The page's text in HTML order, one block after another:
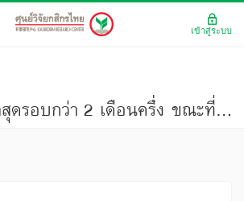
เงินบาทอ่อนค่าสุดรอบกว่า 2 เดือนครึ่ง ขณะที่หุ้นไทยปรับขึ้นจากสัปดาห์ก่อน แม้จะผันผวนระหว่างสัปดาห์
เข้าสู่ระบบ